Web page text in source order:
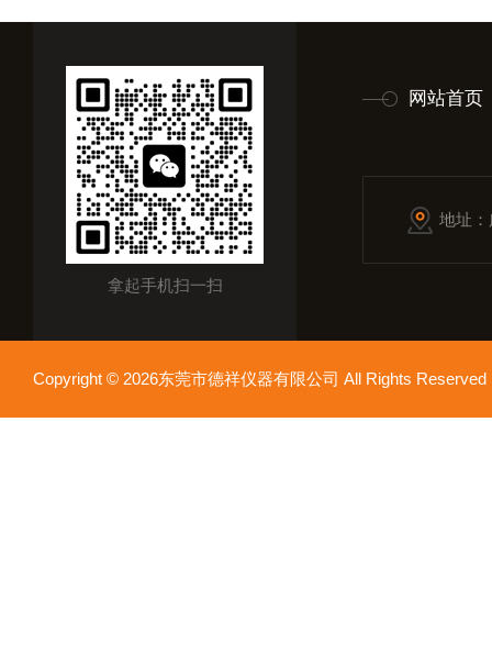
拿起手机扫一扫
网站首页
地址
Copyright © 2026东莞市德祥仪器有限公司 All Rights